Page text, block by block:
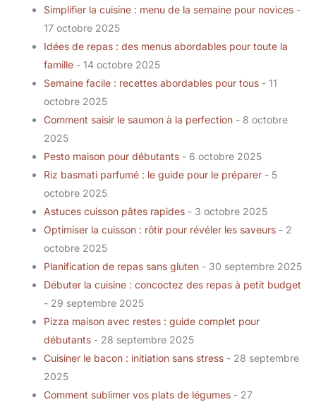
Simplifier la cuisine : menu de la semaine pour novices -
17 octobre 2025
Idées de repas : des menus abordables pour toute la
famille - 14 octobre 2025
Semaine facile : recettes abordables pour tous - 11
octobre 2025
Comment saisir le saumon à la perfection - 8 octobre
2025
Pesto maison pour débutants - 6 octobre 2025
Riz basmati parfumé : le guide pour le préparer - 5
octobre 2025
Astuces cuisson pâtes rapides - 3 octobre 2025
Optimiser la cuisson : rôtir pour révéler les saveurs - 2
octobre 2025
Planification de repas sans gluten - 30 septembre 2025
Débuter la cuisine : concoctez des repas à petit budget
- 29 septembre 2025
Pizza maison avec restes : guide complet pour
débutants - 28 septembre 2025
Cuisiner le bacon : initiation sans stress - 28 septembre
2025
Comment sublimer vos plats de légumes - 27